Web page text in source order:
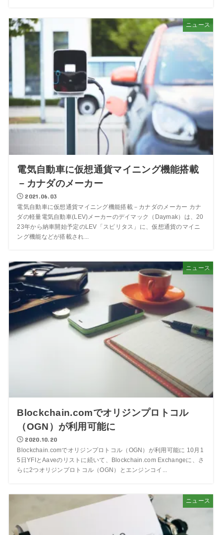
ニュース
電気自動車に仮想通貨マイニング機能搭載
－カナダのメーカー
2021.06.03
電気自動車に仮想通貨マイニング機能搭載－カナダのメーカー カナ
ダの軽量電気自動車(LEV)メーカーのデイマック（Daymak）は、20
23年から納車開始予定のLEV「スピリタス」に、仮想通貨のマイニ
ング機能などが搭載され...
ニュース
Blockchain.comでオリジンプロトコル
（OGN）が利用可能に
2020.10.20
Blockchain.comでオリジンプロトコル（OGN）が利用可能に 10月1
5日YFIとAaveのリストに続いて、Blockchain.com Exchangeに、さ
らに2つオリジンプロトコル（OGN）とエンジンコイ...
ニュース